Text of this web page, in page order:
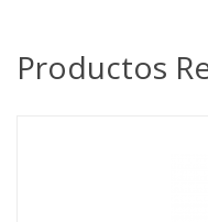
Productos